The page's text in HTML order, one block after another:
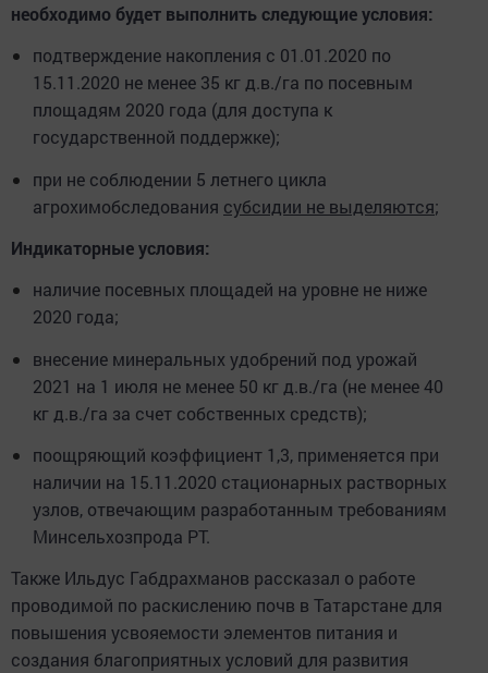
необходимо будет выполнить следующие условия:
подтверждение накопления с 01.01.2020 по
15.11.2020 не менее 35 кг д.в./га по посевным
площадям 2020 года (для доступа к
государственной поддержке);
при не соблюдении 5 летнего цикла
агрохимобследования субсидии не выделяются;
Индикаторные условия:
наличие посевных площадей на уровне не ниже
2020 года;
внесение минеральных удобрений под урожай
2021 на 1 июля не менее 50 кг д.в./га (не менее 40
кг д.в./га за счет собственных средств);
поощряющий коэффициент 1,3, применяется при
наличии на 15.11.2020 стационарных растворных
узлов, отвечающим разработанным требованиям
Минсельхозпрода РТ.
Также Ильдус Габдрахманов рассказал о работе
проводимой по раскислению почв в Татарстане для
повышения усвояемости элементов питания и
создания благоприятных условий для развития